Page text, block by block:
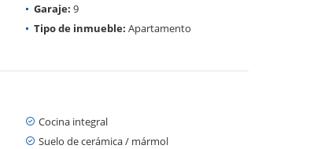
Garaje: 9
Tipo de inmueble: Apartamento
Cocina integral
Suelo de cerámica / mármol